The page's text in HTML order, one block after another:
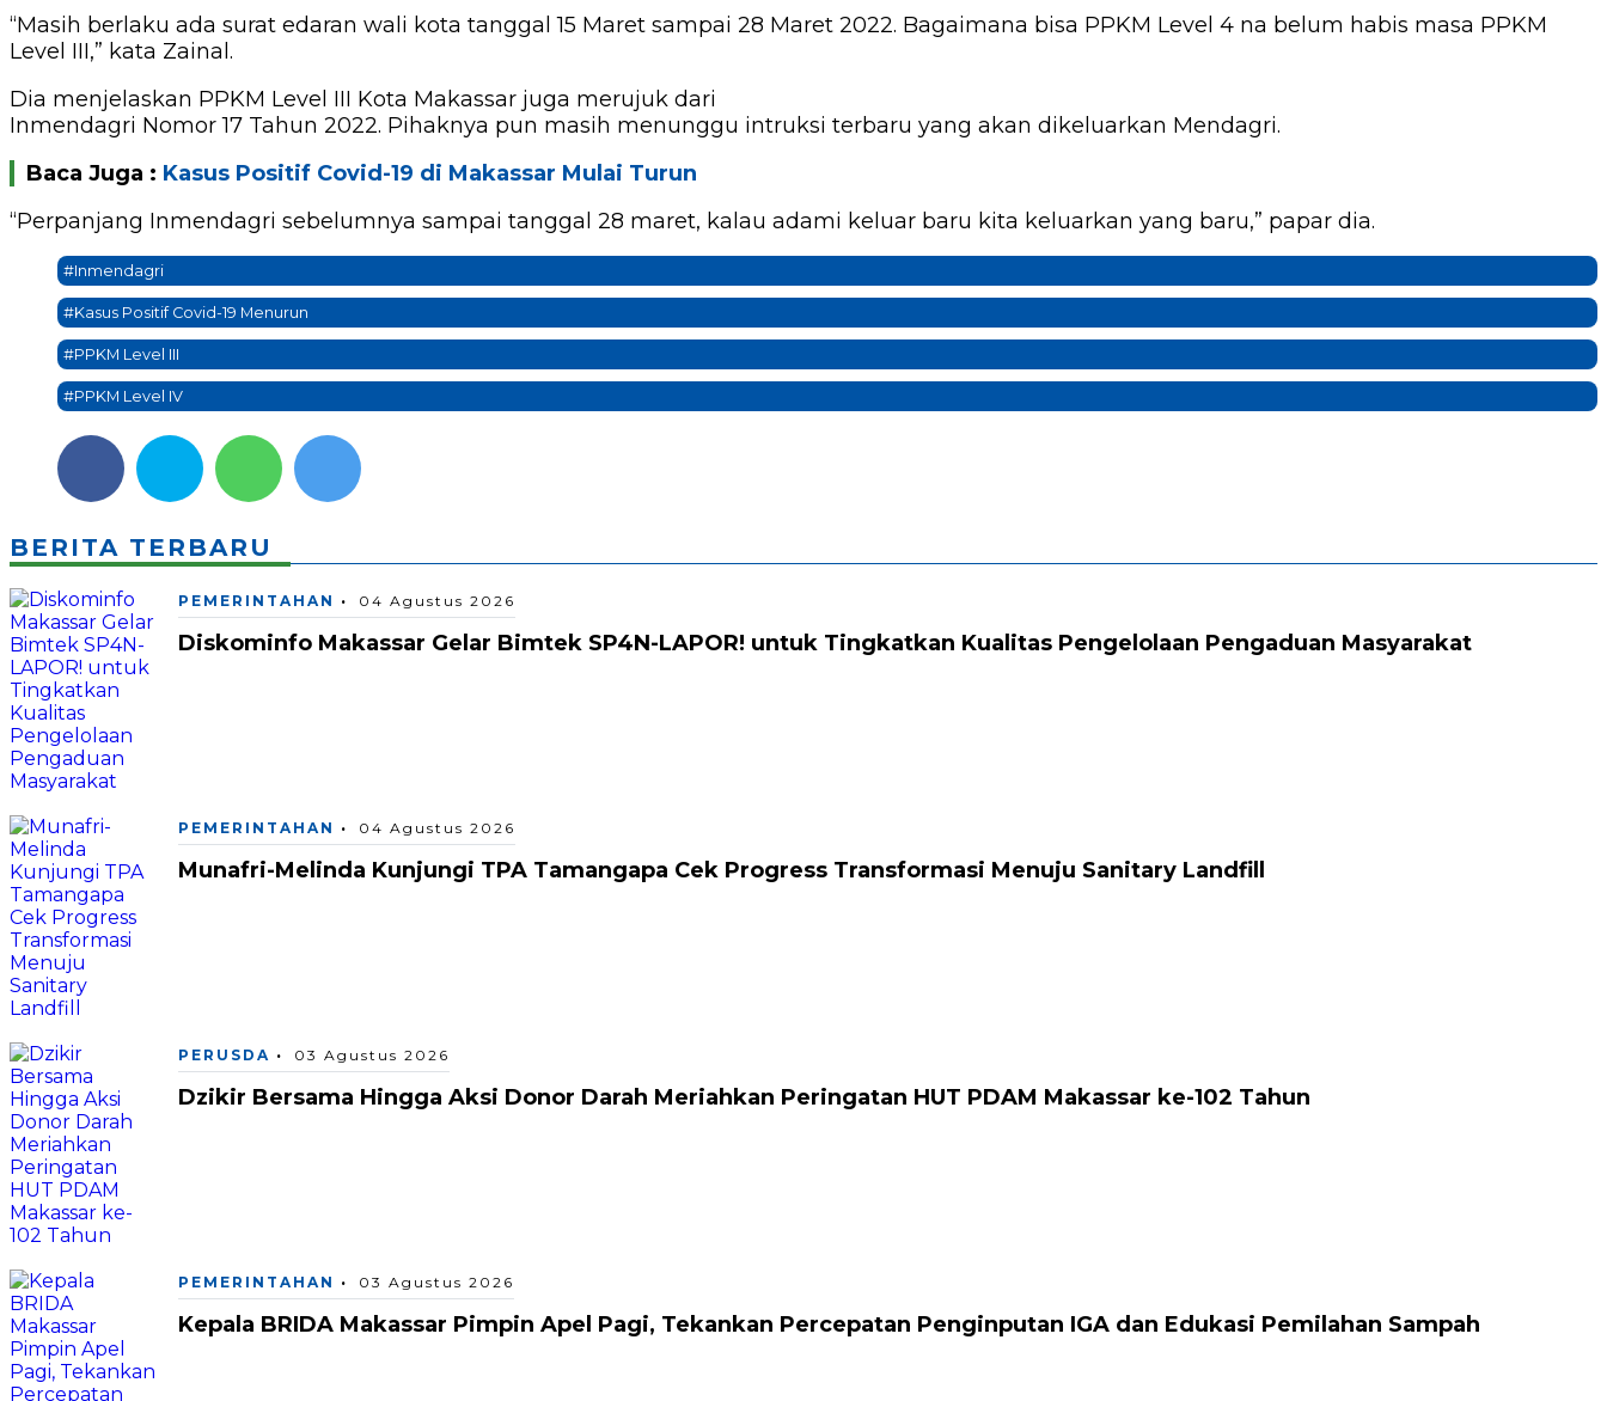
“Masih berlaku ada surat edaran wali kota tanggal 15 Maret sampai 28 Maret 2022. Bagaimana bisa PPKM Level 4 na belum habis masa PPKM
Level III,” kata Zainal.
Dia menjelaskan PPKM Level III Kota Makassar juga merujuk dari
Inmendagri Nomor 17 Tahun 2022. Pihaknya pun masih menunggu intruksi terbaru yang akan dikeluarkan Mendagri.
Baca Juga : Kasus Positif Covid-19 di Makassar Mulai Turun
“Perpanjang Inmendagri sebelumnya sampai tanggal 28 maret, kalau adami keluar baru kita keluarkan yang baru,” papar dia.
#Inmendagri
#Kasus Positif Covid-19 Menurun
#PPKM Level III
#PPKM Level IV
BERITA TERBARU
PEMERINTAHAN 04 Agustus 2026
Diskominfo Makassar Gelar Bimtek SP4N-LAPOR! untuk Tingkatkan Kualitas Pengelolaan Pengaduan Masyarakat
PEMERINTAHAN 04 Agustus 2026
Munafri-Melinda Kunjungi TPA Tamangapa Cek Progress Transformasi Menuju Sanitary Landfill
PERUSDA 03 Agustus 2026
Dzikir Bersama Hingga Aksi Donor Darah Meriahkan Peringatan HUT PDAM Makassar ke-102 Tahun
PEMERINTAHAN 03 Agustus 2026
Kepala BRIDA Makassar Pimpin Apel Pagi, Tekankan Percepatan Penginputan IGA dan Edukasi Pemilahan Sampah